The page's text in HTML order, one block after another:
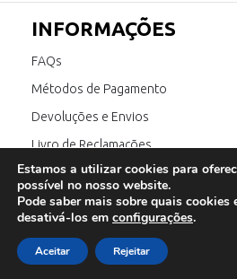
INFORMAÇÕES
FAQs
Métodos de Pagamento
Devoluções e Envios
Livro de Reclamações
Canal de Denúncia
SIGA-NOS
Estamos a utilizar cookies para
possível no nosso website.
Pode saber mais sobre quais
desativá-los em configurações.
Aceitar Rejeitar